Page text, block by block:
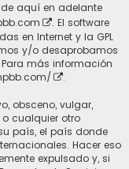
aquí en adelante
. El software
en Internet y la GPL
y/o desaprobamos
más información
.
obsceno, vulgar,
cualquier otro
país, el país donde
Hacer eso
expulsado y, si